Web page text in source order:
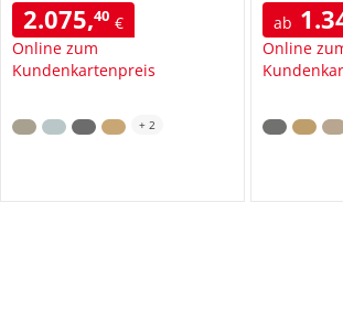
2.075,40 €
Online zum
Kundenkartenpreis
+ 2
ab
Online